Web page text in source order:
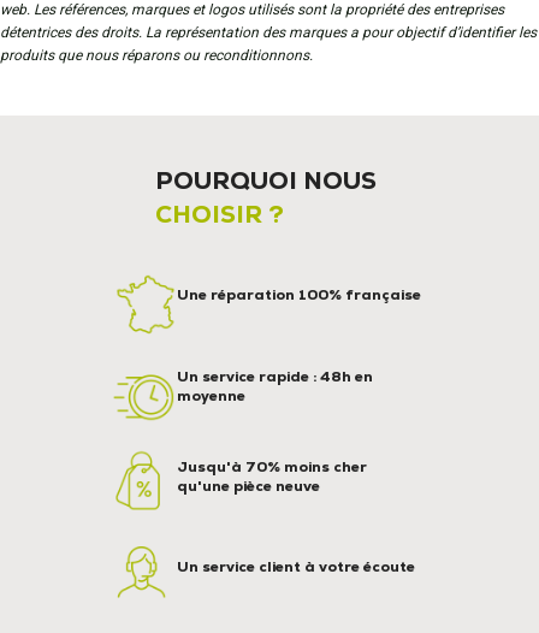
web. Les références, marques et logos utilisés sont la propriété des entreprises
détentrices des droits. La représentation des marques a pour objectif d’identifier les
produits que nous réparons ou reconditionnons.
POURQUOI NOUS
CHOISIR ?
Une réparation 100% française
Un service rapide : 48h en
moyenne
Jusqu'à 70% moins cher
qu'une pièce neuve
Un service client à votre écoute